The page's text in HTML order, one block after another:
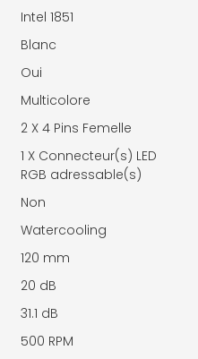
Intel 1851
Blanc
Oui
Multicolore
2 X 4 Pins Femelle
1 X Connecteur(s) LED
RGB adressable(s)
Non
Watercooling
120 mm
20 dB
31.1 dB
500 RPM